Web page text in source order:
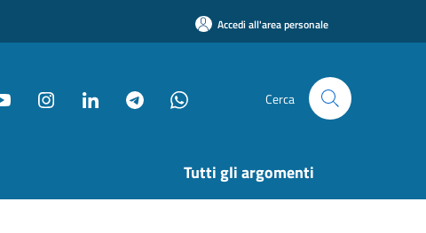
Accedi all'area personale
Cerca
Tutti gli argomenti